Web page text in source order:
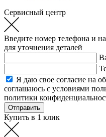
Сервисный центр
Введите номер телефона и
для уточнения деталей
Я даю свое согласие на
соглашаюсь с условиями
политики
Купить в 1 клик